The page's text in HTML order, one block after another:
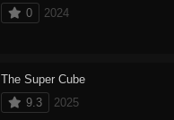
0
2024
The Super Cube
9.3
2025